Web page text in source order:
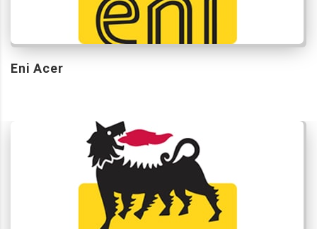
Eni Acer